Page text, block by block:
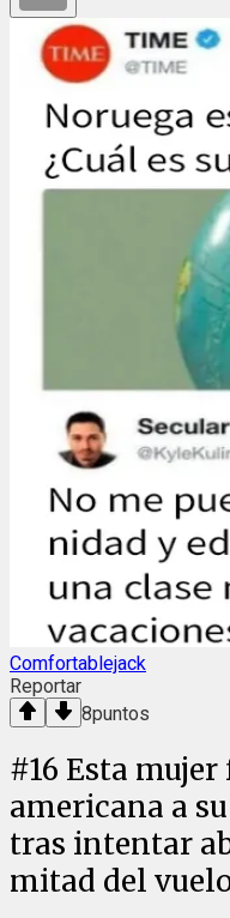
Comfortablejack
Reportar
8puntos
#16 Esta mujer
americana a
tras intentar
mitad del